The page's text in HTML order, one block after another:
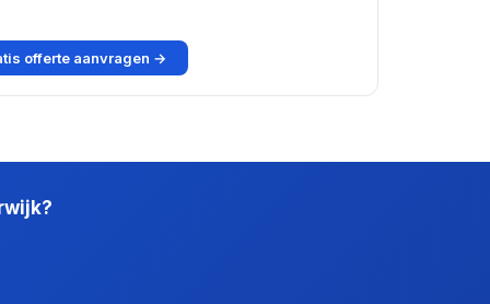
offerte aanvragen →